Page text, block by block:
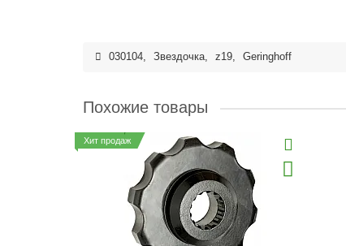
030104, Звездочка, z19, Geringhoff
Похожие товары
Хит продаж